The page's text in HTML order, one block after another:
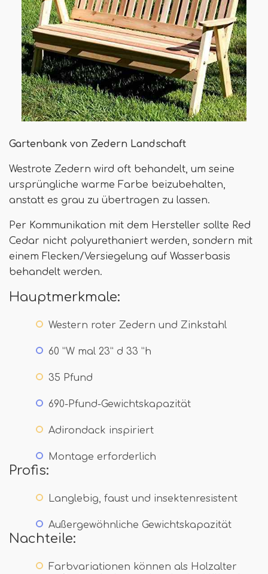
Gartenbank von Zedern Landschaft
Westrote Zedern wird oft behandelt, um seine
ursprüngliche warme Farbe beizubehalten,
anstatt es grau zu übertragen zu lassen.
Per Kommunikation mit dem Hersteller sollte Red
Cedar nicht polyurethaniert werden, sondern mit
einem Flecken/Versiegelung auf Wasserbasis
behandelt werden.
Hauptmerkmale:
Western roter Zedern und Zinkstahl
60 ”W mal 23” d 33 ”h
35 Pfund
690-Pfund-Gewichtskapazität
Adirondack inspiriert
Montage erforderlich
Profis:
Langlebig, faust und insektenresistent
Außergewöhnliche Gewichtskapazität
Nachteile:
Farbvariationen können als Holzalter